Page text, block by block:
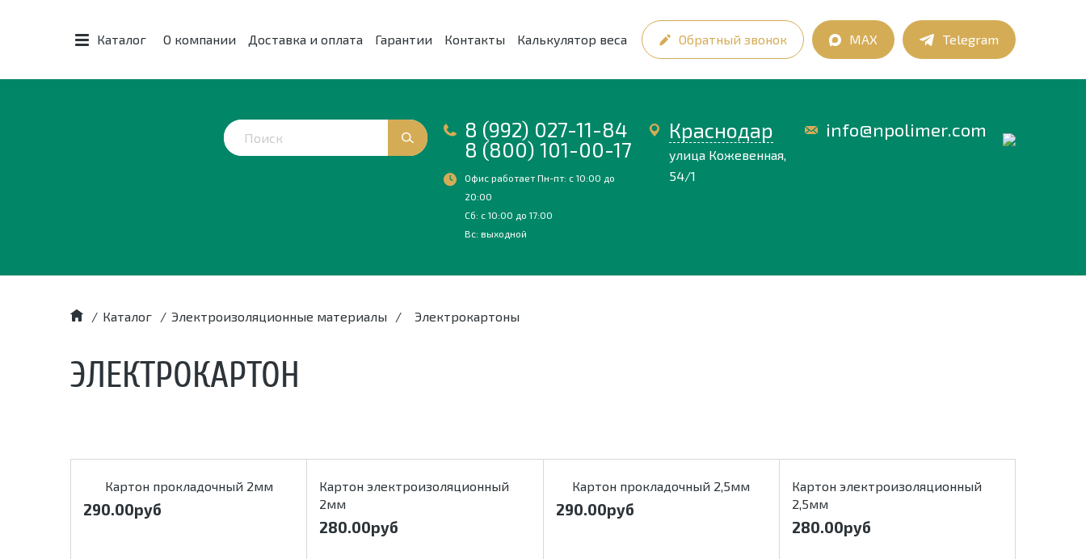
Каталог О компании Доставка и оплата Гарантии Контакты Калькулятор веса Обратный звонок MAX Telegram
8 (992) 027-11-84
8 (800) 101-00-17
Офис работает Пн-пт: с 10:00 до
20:00
Сб: с 10:00 до 17:00
Вс: выходной
Краснодар
улица Кожевенная,
54/1
info@npolimer.com
/ Каталог / Электроизоляционные материалы / Электрокартоны
ЭЛЕКТРОКАРТОН
Картон прокладочный 2мм
290.00руб
Картон электроизоляционный
2мм
280.00руб
Картон прокладочный 2,5мм
290.00руб
Картон электроизоляционный
2,5мм
280.00руб